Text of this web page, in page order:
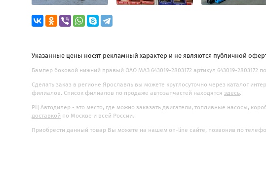
Указанные цены носят рекламный характер и не являются публичной
Бампер боковой нижний правый ОАО МАЗ 643019-2803172 артикул 643019-2803172
Сделать заказ в регионе Ярославль вы можете круглосуточно через каталог
филиалов. Список филиалов по продаже автозапчастей находятся здесь.
РЦ Автодилер - это место, где можно заказать двигатели, топливные насосы,
доставкой по Москве и всей России.
Приобрести данный товар Вы можете на нашем on-line сайте, позвонив по